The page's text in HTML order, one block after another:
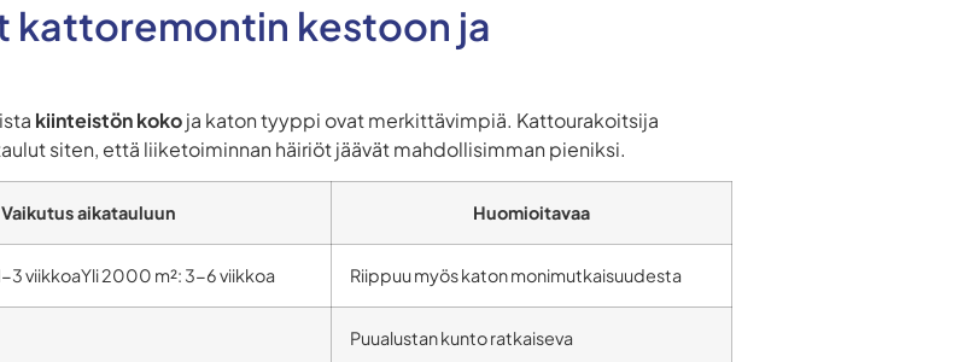
kattoremontin kestoon ja
kiinteistön kokoja katon tyyppi ovat merkittävimpiä. Kattourakoitsija
siten, että liiketoiminnan häiriöt jäävät mahdollisimman pieniksi.
Vaikutus aikatauluun Huomioitavaa
viikkoaYli 2000 m²: 3-6 viikkoa Riippuu myös katon monimutkaisuudesta
Puualustan kunto ratkaiseva